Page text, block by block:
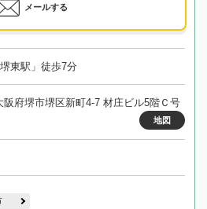
メールする
東駅」徒歩7分
阪府堺市堺区新町4-7 材庄ビル5階Ｃ号
地図